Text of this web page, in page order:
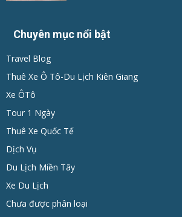
Chuyên mục nổi bật
Travel Blog
Thuê Xe Ô Tô-Du Lịch Kiên Giang
Xe ÔTô
Tour 1 Ngày
Thuê Xe Quốc Tế
Dịch Vụ
Du Lịch Miền Tây
Xe Du Lịch
Chưa được phân loại